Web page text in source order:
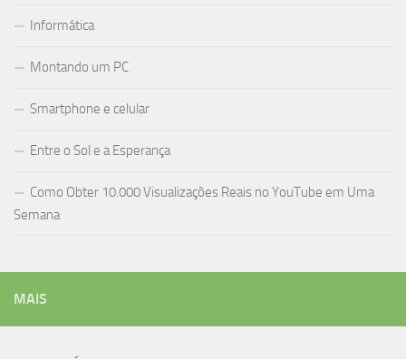
Informática
Montando um PC
Smartphone e celular
Entre o Sol e a Esperança
Como Obter 10.000 Visualizações Reais no YouTube em Uma
Semana
MAIS